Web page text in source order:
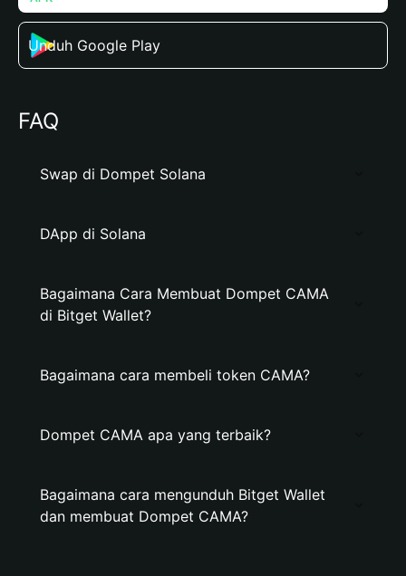
Unduh Google Play
FAQ
Swap di Dompet Solana
DApp di Solana
Bagaimana Cara Membuat Dompet CAMA
di Bitget Wallet?
Bagaimana cara membeli token CAMA?
Dompet CAMA apa yang terbaik?
Bagaimana cara mengunduh Bitget Wallet
dan membuat Dompet CAMA?